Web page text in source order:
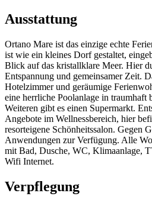
Ausstattung
Ortano Mare ist das einzige echte
ist wie ein kleines Dorf gestaltet,
Blick auf das kristallklare Meer. Hier
Entspannung und gemeinsamer Zeit.
Hotelzimmer und geräumige
eine herrliche Poolanlage in traumhaft
Weiteren gibt es einen Supermarkt.
Angebote im Wellnessbereich, hier
resorteigene Schönheitssalon. Gegen
Anwendungen zur Verfügung. Alle
mit Bad, Dusche, WC, Klimaanlage,
Wifi Internet.
Verpflegung